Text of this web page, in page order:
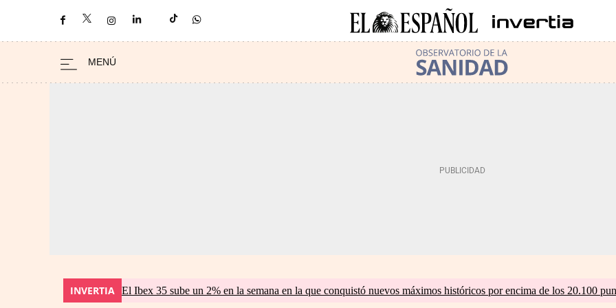
INVERTIA El Ibex 35 sube un 2% en la semana en la que conquistó nuevos máximos históricos por encima de los 20.100